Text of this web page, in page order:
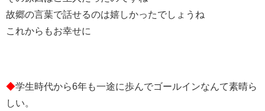
故郷の言葉で話せるのは嬉しかったでしょうね
これからもお幸せに
◆学生時代から6年も一途に歩んでゴールインなんて素晴ら
しい。